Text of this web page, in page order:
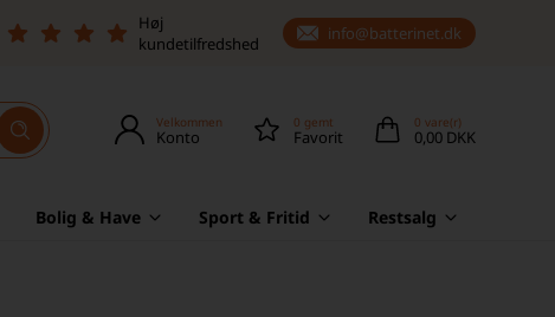
Høj
kundetilfredshed
info@batterinet.dk
Velkommen
Konto
0 gemt
Favorit
0 vare(r)
0,00 DKK
Bolig & Have Sport & Fritid Restsalg